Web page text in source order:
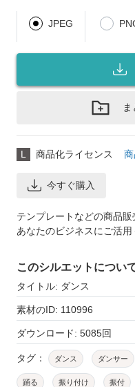
JPEG
L 商品化ライセンス
今すぐ購入
テンプレートなどの商品販
あなたのビジネスにご活用
このシルエットについ
タイトル: ダンス
素材のID: 110996
ダウンロード: 5085回
タグ： ダンス ダンサー
踊る 振り付け 振付